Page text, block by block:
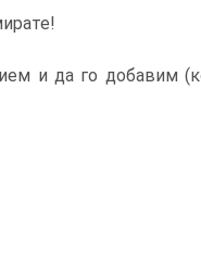
и да го добавим